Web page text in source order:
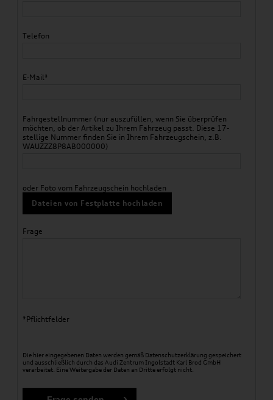
Telefon
E-Mail*
Fahrgestellnummer (nur auszufüllen, wenn Sie überprüfen
möchten, ob der Artikel zu Ihrem Fahrzeug passt. Diese 17-
stellige Nummer finden Sie in Ihrem Fahrzeugschein, z.B.
WAUZZZ8P8AB000000)
oder Foto vom Fahrzeugschein hochladen
Dateien von Festplatte hochladen
Frage
*Pflichtfelder
Die hier eingegebenen Daten werden gemäß Datenschutzerklärung gespeichert
und ausschließlich durch das Audi Zentrum Ingolstadt Karl Brod GmbH
verarbeitet. Eine Weitergabe der Daten an Dritte erfolgt nicht.